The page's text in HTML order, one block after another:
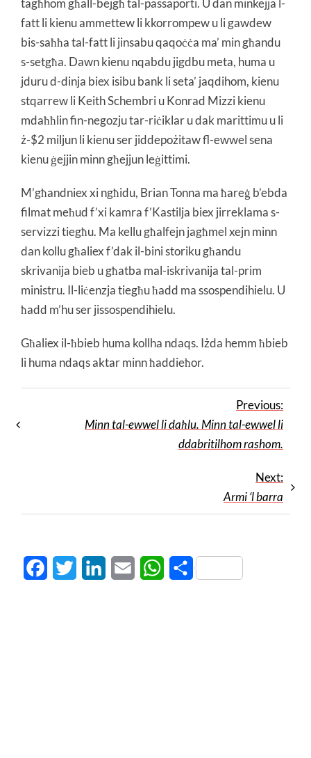
tagħhom għall-bejgħ tal-passaporti. U dan minkejja l-
fatt li kienu ammettew li kkorrompew u li gawdew
bis-saħħa tal-fatt li jinsabu qaqoċċa ma’ min għandu
s-setgħa. Dawn kienu nqabdu jigdbu meta, huma u
jduru d-dinja biex isibu bank li seta’ jaqdihom, kienu
stqarrew li Keith Schembri u Konrad Mizzi kienu
mdaħħlin fin-negozju tar-riċiklar u dak marittimu u li
ż-$2 miljun li kienu ser jiddepożitaw fl-ewwel sena
kienu ġejjin minn għejjun leġittimi.
M’għandniex xi ngħidu, Brian Tonna ma ħareġ b’ebda
filmat meħud f’xi kamra f’Kastilja biex jirreklama s-
servizzi tiegħu. Ma kellu għalfejn jagħmel xejn minn
dan kollu għaliex f’dak il-bini storiku għandu
skrivanija bieb u għatba mal-iskrivanija tal-prim
ministru. Il-liċenzja tiegħu ħadd ma ssospendihielu. U
ħadd m’hu ser jissospendihielu.
Għaliex il-ħbieb huma kollha ndaqs. Iżda hemm ħbieb
li huma ndaqs aktar minn ħaddieħor.
Previous:
Minn tal-ewwel li daħlu. Minn tal-ewwel li
ddabritilhom rashom.
Next:
Armi ‘l barra
FacebookTwitter LinkedInEmail WhatsApp
Share